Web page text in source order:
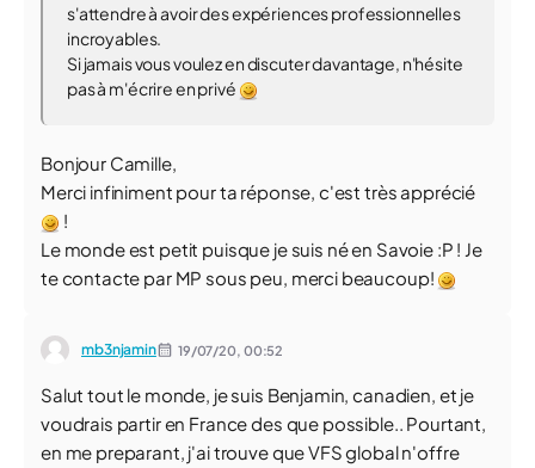
s'attendre à avoir des expériences professionnelles
incroyables.
Si jamais vous voulez en discuter davantage, n'hésite
pas à m'écrire en privé
Bonjour Camille,
Merci infiniment pour ta réponse, c'est très apprécié
!
Le monde est petit puisque je suis né en Savoie :P ! Je
te contacte par MP sous peu, merci beaucoup!
mb3njamin 19/07/20, 00:52
Salut tout le monde, je suis Benjamin, canadien, et je
voudrais partir en France des que possible.. Pourtant,
en me preparant, j'ai trouve que VFS global n'offre